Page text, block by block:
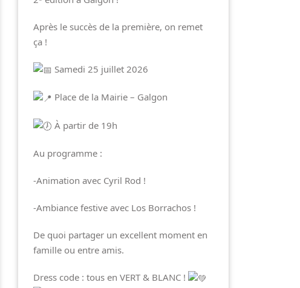
Après le succès de la première, on remet
ça !
Samedi 25 juillet 2026
Place de la Mairie – Galgon
À partir de 19h
Au programme :
-Animation avec Cyril Rod !
-Ambiance festive avec Los Borrachos !
De quoi partager un excellent moment en
famille ou entre amis.
Dress code : tous en VERT & BLANC !